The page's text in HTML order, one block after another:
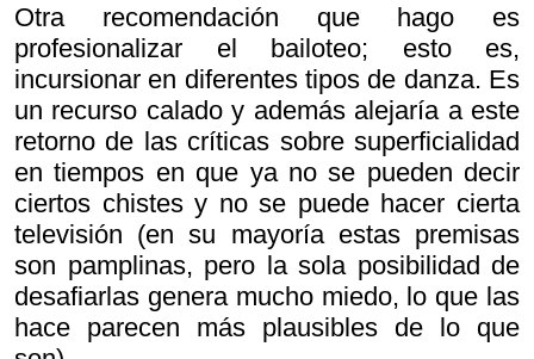
Otra recomendación que hago es
profesionalizar el bailoteo; esto es,
incursionar en diferentes tipos de danza. Es
un recurso calado y además alejaría a este
retorno de las críticas sobre superficialidad
en tiempos en que ya no se pueden decir
ciertos chistes y no se puede hacer cierta
televisión (en su mayoría estas premisas
son pamplinas, pero la sola posibilidad de
desafiarlas genera mucho miedo, lo que las
hace parecen más plausibles de lo que